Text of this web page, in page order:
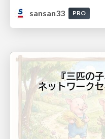
sansan33
PRO